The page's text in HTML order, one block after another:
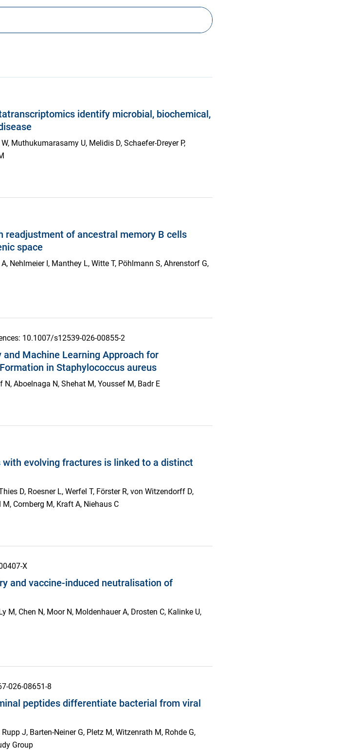
identify microbial, biochemical,
Muthukumarasamy U, Melidis D, Schaefer-Dreyer P,
of ancestral memory B cells
space
Nehlmeier I, Manthey L, Witte T, Pöhlmann S, Ahrenstorf G,
: 10.1007/s12539-026-00855-2
Machine Learning Approach for
in Staphylococcus aureus
Aboelnaga N, Shehat M, Youssef M, Badr E
evolving fractures is linked to a distinct
D, Roesner L, Werfel T, Förster R, von Witzendorff D,
Cornberg M, Kraft A, Niehaus C
X
and vaccine-induced neutralisation of
M, Chen N, Moor N, Moldenhauer A, Drosten C, Kalinke U,
026-08651-8
peptides differentiate bacterial from viral
J, Barten-Neiner G, Pletz M, Witzenrath M, Rohde G,
Group